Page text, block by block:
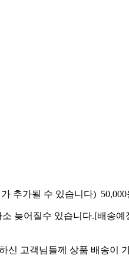
추가될 수 있습니다)
늦어질수 있습니다.[배송
고객님들께 상품 배송이